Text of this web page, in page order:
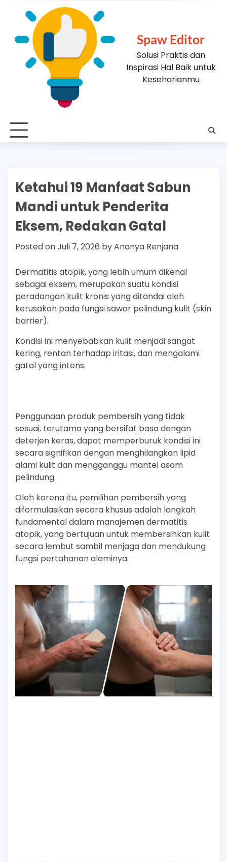
Spaw Editor
Solusi Praktis dan
Inspirasi Hal Baik untuk
Keseharianmu
Ketahui 19 Manfaat Sabun
Mandi untuk Penderita
Eksem, Redakan Gatal
Posted onJuli 7, 2026 byAnanya Renjana
Dermatitis atopik, yang lebih umum dikenal
sebagai eksem, merupakan suatu kondisi
peradangan kulit kronis yang ditandai oleh
kerusakan pada fungsi sawar pelindung kulit (skin
barrier).
Kondisi ini menyebabkan kulit menjadi sangat
kering, rentan terhadap iritasi, dan mengalami
gatal yang intens.
Penggunaan produk pembersih yang tidak
sesuai, terutama yang bersifat basa dengan
deterjen keras, dapat memperburuk kondisi ini
secara signifikan dengan menghilangkan lipid
alami kulit dan mengganggu mantel asam
pelindung.
Oleh karena itu, pemilihan pembersih yang
diformulasikan secara khusus adalah langkah
fundamental dalam manajemen dermatitis
atopik, yang bertujuan untuk membersihkan kulit
secara lembut sambil menjaga dan mendukung
fungsi pertahanan alaminya.